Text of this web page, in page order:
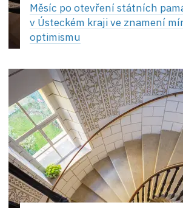
Měsíc po otevření státních
v Ústeckém kraji ve znamení
optimismu